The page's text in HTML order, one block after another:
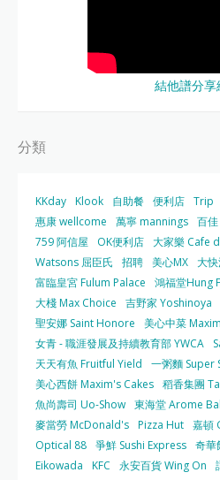
結他譜分享
分類
KKday Klook 自助餐 便利店 Trip
惠康 wellcome
萬寧 mannings 百佳
759 阿信屋
OK便利店 大家樂 Cafe
Watsons 屈臣氏
招聘 美心MX 大
富臨皇宮 Fulum Palace
鴻福堂Hung
大棧 Max Choice
吉野家 Yoshinoya
聖安娜 Saint Honore
美心中菜
女青 - 職涯發展及持續教育部 YWCA
天天有魚 Fruitful Yield
一粥麵 Super
美心西餅 Maxim's Cakes 稻香集團
魚尚壽司 Uo-Show 東海堂 Arome
麥當勞 McDonald's Pizza Hut 嘉頓
Optical 88 爭鮮 Sushi Express 奇華
Eikowada
KFC 永安百貨 Wing On